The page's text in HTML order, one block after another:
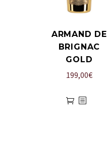
ARMAND DE
BRIGNAC
GOLD
199,00€